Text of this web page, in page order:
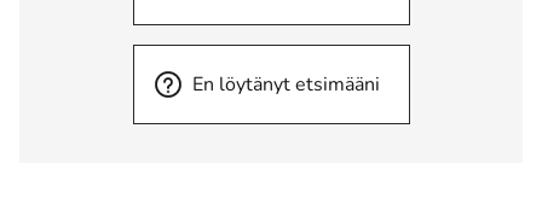
En löytänyt etsimääni